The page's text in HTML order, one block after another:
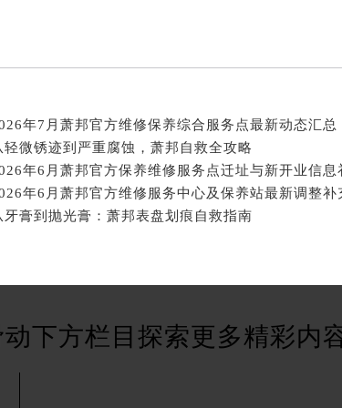
602室萧邦售后服务中心（需提前预约）
后服务中心（需提前预约）
心（需提前预约）
后服务中心（需提前预约）
服务中心（需提前预约）
务中心（需提前预约）
尔敦路交叉口萧邦售后服务中心（需提前预约）
提前预约）
轻微锈迹到严重腐蚀，萧邦自救全攻略
牙膏到抛光膏：萧邦表盘划痕自救指南
下方栏目探索更多精彩内